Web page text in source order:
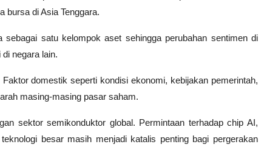
bursa di Asia Tenggara.
sebagai satu kelompok aset sehingga perubahan sentimen di
negara lain.
domestik seperti kondisi ekonomi, kebijakan pemerintah,
masing-masing pasar saham.
sektor semikonduktor global. Permintaan terhadap chip AI,
besar masih menjadi katalis penting bagi pergerakan